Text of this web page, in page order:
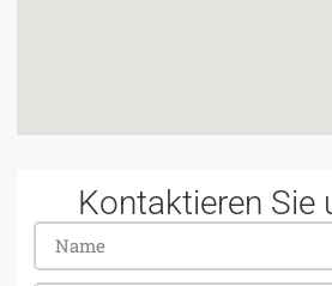
Kontaktieren Sie